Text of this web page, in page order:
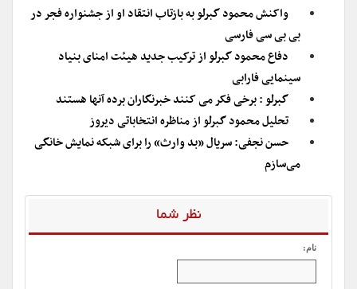
واکنش محمود گبرلو به بازتاب انتقاد او از جشنواره فجر در
بی بی سی فارسی
دفاع محمود گبرلو از ترکیب جدید هیئت امنای بنیاد
سینمایی فارابی
گبرلو : برخی فکر می کنند خبرنگاران برده آنها هستند
تحلیل محمود گبرلو از مناظره انتخاباتی دیروز
حسن نجفی: سریال «بد وارث» را برای شبکه نمایش خانگی
می‌سازم
نظر شما
نام: